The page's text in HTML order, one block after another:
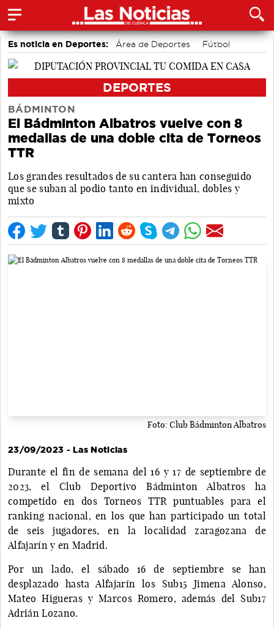
Es noticia en Deportes: Área de Deportes
Fútbol
Motor
Bolos conquenses
DEPORTES
BÁDMINTON
El Bádminton Albatros vuelve con 8
medallas de una doble cita de Torneos
TTR
Los grandes resultados de su cantera han conseguido
que se suban al podio tanto en individual, dobles y
mixto
Foto: Club Bádminton Albatros
23/09/2023 - Las Noticias
Durante el fin de semana del 16 y 17 de septiembre de
2023, el Club Deportivo Bádminton Albatros ha
competido en dos Torneos TTR puntuables para el
ranking nacional, en los que han participado un total
de seis jugadores, en la localidad zaragozana de
Alfajarín y en Madrid.
Por un lado, el sábado 16 de septiembre se han
desplazado hasta Alfajarín los Sub15 Jimena Alonso,
Mateo Higueras y Marcos Romero, además del Sub17
Adrián Lozano.